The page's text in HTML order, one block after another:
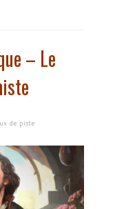
– Le
de piste